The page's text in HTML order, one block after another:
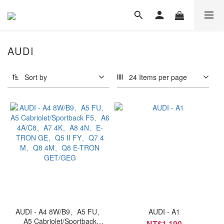
AUDI
Sort by 24 Items per page
AUDI - A4 8W/B9、A5 FU、
A5 Cabriolet/Sportback
AUDI - A1